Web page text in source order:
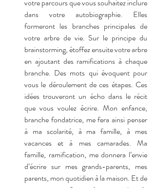
votre parcours que vous souhaitez inclure
dans votre autobiographie. Elles
formeront les branches principales de
votre arbre de vie. Sur le principe du
brainstorming, étoffez ensuite votre arbre
en ajoutant des ramifications à chaque
branche. Des mots qui évoquent pour
vous le déroulement de ces étapes. Ces
idées trouveront un écho dans le récit
que vous voulez écrire. Mon enfance,
branche fondatrice, me fera ainsi penser
à ma scolarité, à ma famille, à mes
vacances et à mes camarades. Ma
famille, ramification, me donnera l’envie
d’écrire sur mes grands-parents, mes
parents, mon quotidien à la maison. Et de